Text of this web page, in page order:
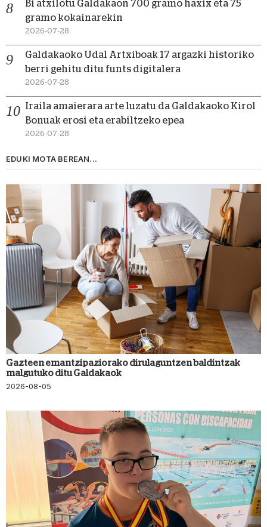
Bi atxilotu Galdakaon 700 gramo haxix eta 75
gramo kokainarekin
2026-07-28
Galdakaoko Udal Artxiboak 17 argazki historiko
berri gehitu ditu funts digitalera
2026-07-28
Iraila amaierara arte luzatu da Galdakaoko Kirol
Bonuak erosi eta erabiltzeko epea
2026-07-28
EDUKI MOTA BEREAN...
Gazteen emantzipaziorako dirulaguntzen baldintzak
malgutuko ditu Galdakaok
2026-08-05